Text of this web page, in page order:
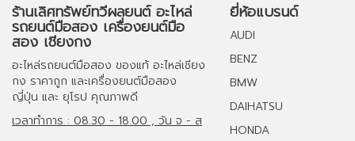
ร้านเลิศทรัพย์ทวีผลยนต์ อะไหล่
รถยนต์มือสอง เครื่องยนต์มือ
สอง เชียงกง
อะไหล่รถยนต์มือสอง ของแท้ อะไหล่เชียง
กง ราคาถูก และเครื่องยนต์มือสอง
ญี่ปุ่น และ ยุโรป คุณภาพดี
เวลาทำการ : 08.30 - 18.00 , วัน จ - ส
ยี่ห้อแบรนด์
AUDI
BENZ
BMW
DAIHATSU
HONDA